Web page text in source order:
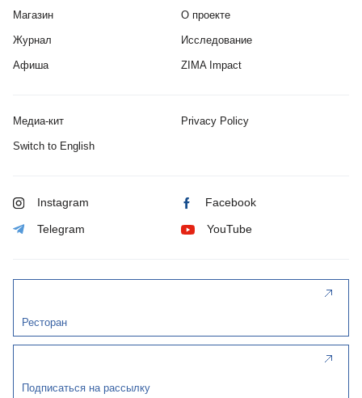
Магазин
Журнал
Афиша
О проекте
Исследование
ZIMA Impact
Медиа-кит Privacy Policy
Switch to English
Instagram Facebook
Telegram YouTube
Ресторан
Подписаться на рассылку